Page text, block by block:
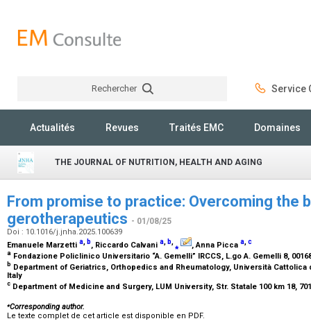
Rechercher Service
Actualités Revues Traités EMC Domaines
THE JOURNAL OF NUTRITION, HEALTH AND AGING
From promise to practice: Overcoming the
gerotherapeutics - 01/08/25
Doi : 10.1016/j.jnha.2025.100639
Emanuele Marzetti a, b, Riccardo Calvani a, b,⁎ , Anna Picca a,c
a Fondazione Policlinico Universitario “A. Gemelli” IRCCS, L.go A. Gemelli 8,
b Department of Geriatrics, Orthopedics and Rheumatology, Università Cattolica
Italy
c Department of Medicine and Surgery, LUM University, Str. Statale 100 km 18,
⁎Corresponding author.
Le texte complet de cet article est disponible en PDF.